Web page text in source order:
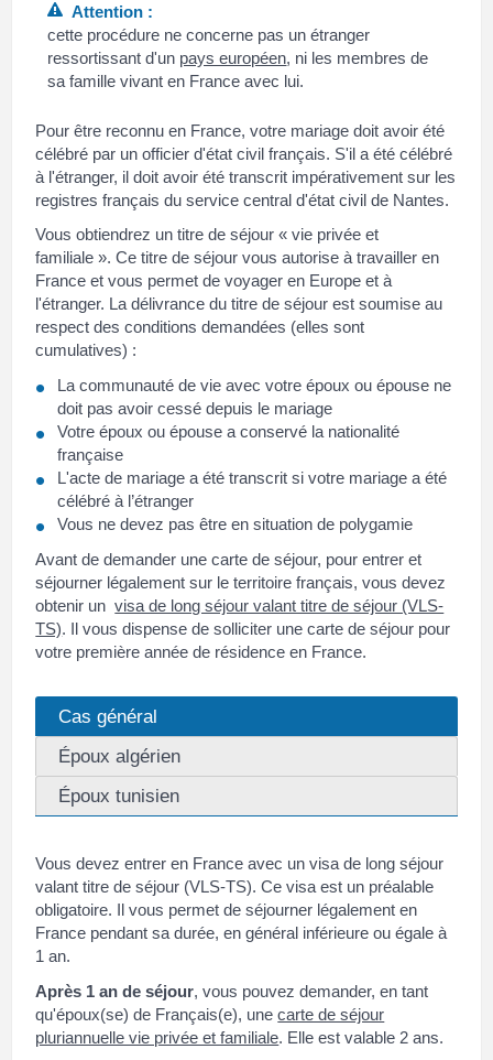
Attention :
cette procédure ne concerne pas un étranger
ressortissant d'un pays européen, ni les membres de
sa famille vivant en France avec lui.
Pour être reconnu en France, votre mariage doit avoir été
célébré par un officier d'état civil français. S'il a été célébré
à l'étranger, il doit avoir été transcrit impérativement sur les
registres français du service central d'état civil de Nantes.
Vous obtiendrez un titre de séjour « vie privée et
familiale ». Ce titre de séjour vous autorise à travailler en
France et vous permet de voyager en Europe et à
l'étranger. La délivrance du titre de séjour est soumise au
respect des conditions demandées (elles sont
cumulatives) :
La communauté de vie avec votre époux ou épouse ne
doit pas avoir cessé depuis le mariage
Votre époux ou épouse a conservé la nationalité
française
L'acte de mariage a été transcrit si votre mariage a été
célébré à l’étranger
Vous ne devez pas être en situation de polygamie
Avant de demander une carte de séjour, pour entrer et
séjourner légalement sur le territoire français, vous devez
obtenir unvisa de long séjour valant titre de séjour (VLS-
TS). Il vous dispense de solliciter une carte de séjour pour
votre première année de résidence en France.
Cas général
Époux algérien
Époux tunisien
Vous devez entrer en France avec un visa de long séjour
valant titre de séjour (VLS-TS). Ce visa est un préalable
obligatoire. Il vous permet de séjourner légalement en
France pendant sa durée, en général inférieure ou égale à
1 an.
Après 1 an de séjour, vous pouvez demander, en tant
qu'époux(se) de Français(e), unecarte de séjour
pluriannuelle vie privée et familiale. Elle est valable 2 ans.